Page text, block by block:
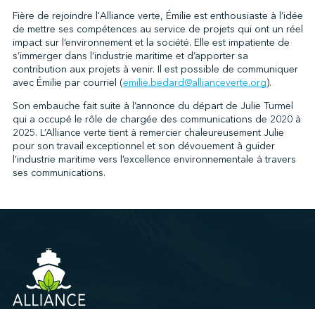
Fière de rejoindre l'Alliance verte, Émilie est enthousiaste à l’idée
de mettre ses compétences au service de projets qui ont un réel
impact sur l’environnement et la société. Elle est impatiente de
s’immerger dans l’industrie maritime et d’apporter sa
contribution aux projets à venir. Il est possible de communiquer
avec Émilie par courriel (emilie.bedard@allianceverte.org).
Son embauche fait suite à l’annonce du départ de Julie Turmel
qui a occupé le rôle de chargée des communications de 2020 à
2025. L’Alliance verte tient à remercier chaleureusement Julie
pour son travail exceptionnel et son dévouement à guider
l’industrie maritime vers l’excellence environnementale à travers
ses communications.